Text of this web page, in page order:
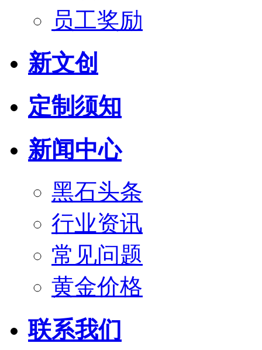
员工奖励
新文创
定制须知
新闻中心
黑石头条
行业资讯
常见问题
黄金价格
联系我们